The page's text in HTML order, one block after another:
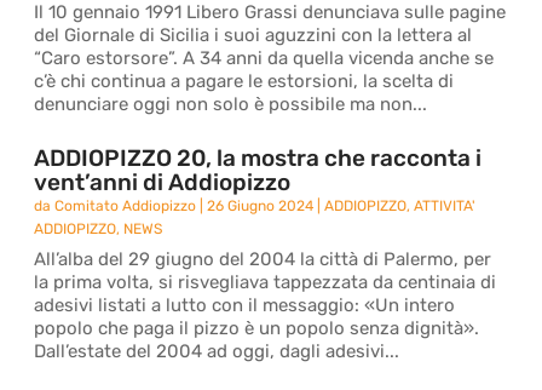
Il 10 gennaio 1991 Libero Grassi denunciava sulle pagine
del Giornale di Sicilia i suoi aguzzini con la lettera al
“Caro estorsore”. A 34 anni da quella vicenda anche se
c’è chi continua a pagare le estorsioni, la scelta di
denunciare oggi non solo è possibile ma non...
ADDIOPIZZO 20, la mostra che racconta i
vent’anni di Addiopizzo
daComitato Addiopizzo |26 Giugno 2024 |ADDIOPIZZO,ATTIVITA'
ADDIOPIZZO, NEWS
All’alba del 29 giugno del 2004 la città di Palermo, per
la prima volta, si risvegliava tappezzata da centinaia di
adesivi listati a lutto con il messaggio: «Un intero
popolo che paga il pizzo è un popolo senza dignità».
Dall’estate del 2004 ad oggi, dagli adesivi...